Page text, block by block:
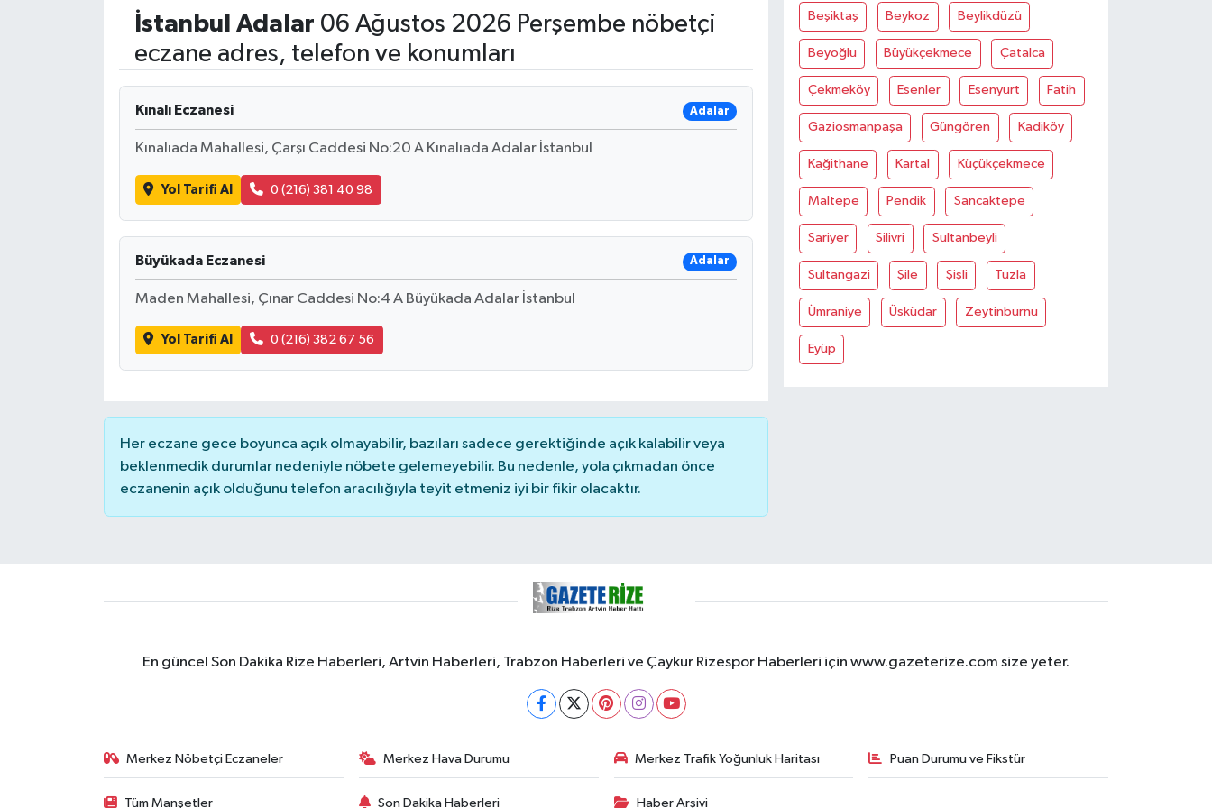
İstanbul Adalar 06 Ağustos 2026 Perşembe nöbetçi
eczane adres, telefon ve konumları
Kınalı Eczanesi Adalar
Kınalıada Mahallesi, Çarşı Caddesi No:20 A Kınalıada Adalar İstanbul
Yol Tarifi Al 0 (216) 381 40 98
Büyükada Eczanesi Adalar
Maden Mahallesi, Çınar Caddesi No:4 A Büyükada Adalar İstanbul
Yol Tarifi Al 0 (216) 382 67 56
Her eczane gece boyunca açık olmayabilir, bazıları sadece gerektiğinde açık kalabilir veya
beklenmedik durumlar nedeniyle nöbete gelemeyebilir. Bu nedenle, yola çıkmadan önce
eczanenin açık olduğunu telefon aracılığıyla teyit etmeniz iyi bir fikir olacaktır.
Beşiktaş Beykoz Beylikdüzü
Beyoğlu Büyükçekmece Çatalca
Çekmeköy Esenler Esenyurt Fatih
Gaziosmanpaşa Güngören Kadiköy
Kağithane Kartal Küçükçekmece
Maltepe Pendik Sancaktepe
Sariyer Silivri Sultanbeyli
Sultangazi Şile Şişli Tuzla
Ümraniye Üsküdar Zeytinburnu
Eyüp
En güncel Son Dakika Rize Haberleri, Artvin Haberleri, Trabzon Haberleri ve Çaykur Rizespor Haberleri için www.gazeterize.com size yeter.
Merkez Nöbetçi Eczaneler Merkez Hava Durumu Merkez Trafik Yoğunluk Haritası Puan Durumu ve Fikstür
Tüm Manşetler Son Dakika Haberleri Haber Arşivi
EKONOMİ
English News